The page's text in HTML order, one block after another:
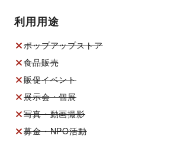
利用用途
ポップアップストア
食品販売
販促イベント
展示会・個展
写真・動画撮影
募金・NPO活動